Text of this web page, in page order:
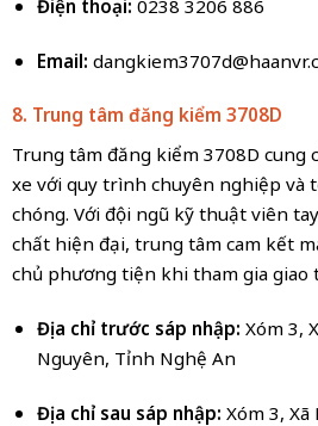
Điện thoại: 0238 3206 886
Email:
8. Trung tâm đăng kiểm 3708D
Trung tâm đăng kiểm 3708D cung
xe với quy trình chuyên nghiệp và
chóng. Với đội ngũ kỹ thuật viên
chất hiện đại, trung tâm cam kết
chủ phương tiện khi tham gia giao
Địa chỉ trước sáp nhập: Xóm 3,
Nguyên, Tỉnh Nghệ An
Địa chỉ sau sáp nhập: Xóm 3,